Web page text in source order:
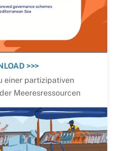
>>>
einer partizipativen
Meeresressourcen